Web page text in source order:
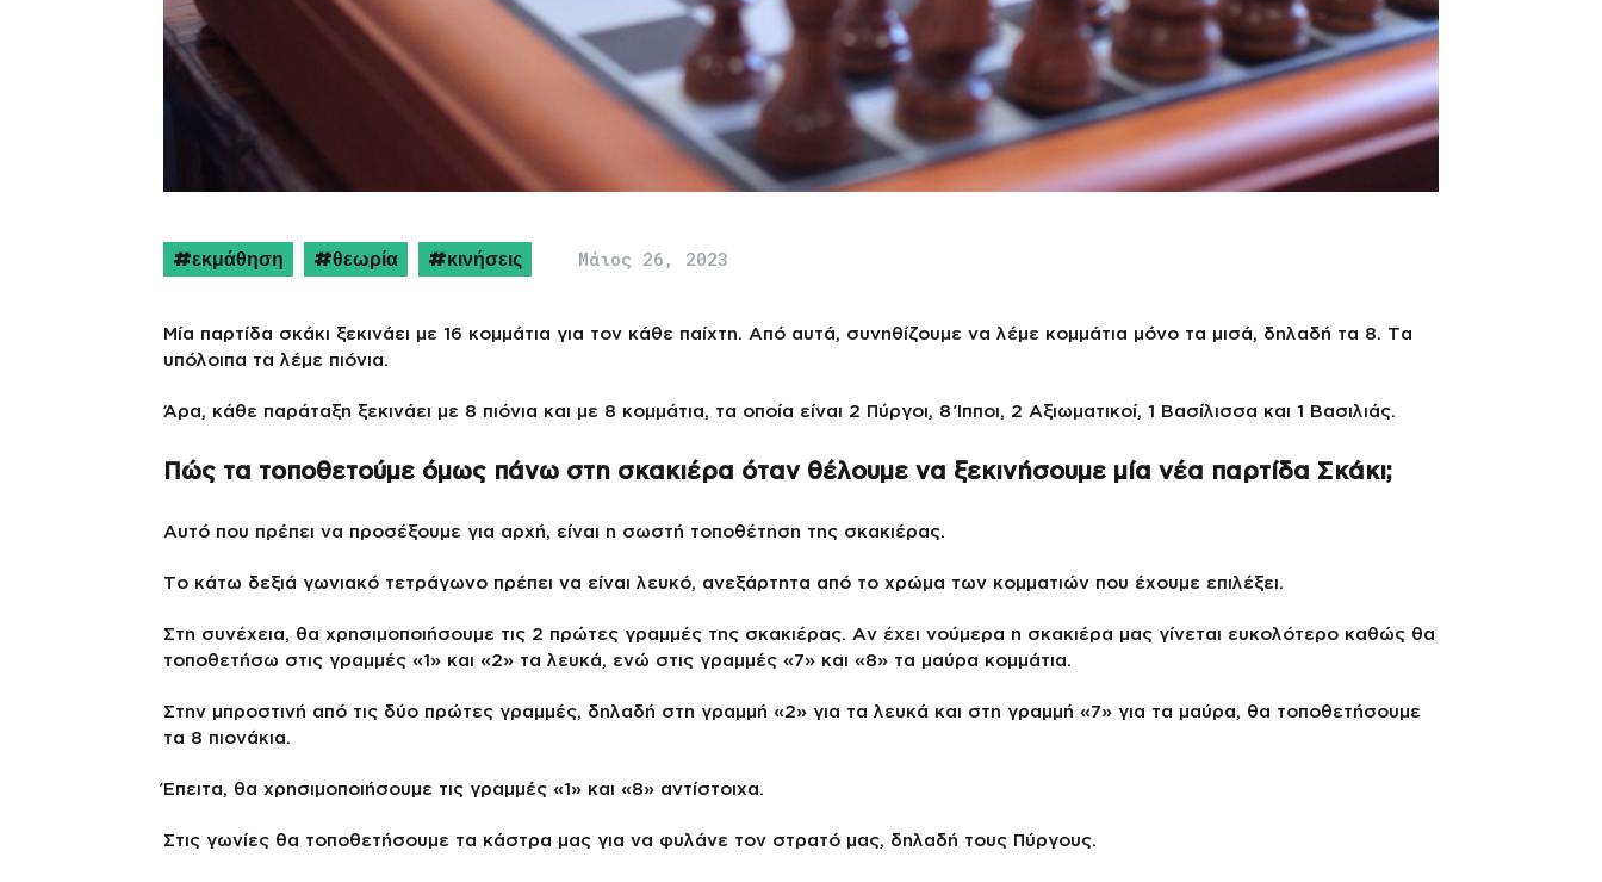
εκμάθηση θεωρία κινήσεις Μάιος 26, 2023
Μία παρτίδα σκάκι ξεκινάει με 16 κομμάτια για τον κάθε παίχτη. Από αυτά, συνηθίζουμε να λέμε κομμάτια μόνο τα μισά, δηλαδή τα 8. Τα
υπόλοιπα τα λέμε πιόνια.
Άρα, κάθε παράταξη ξεκινάει με 8 πιόνια και με 8 κομμάτια, τα οποία είναι 2 Πύργοι, 8 Ίπποι, 2 Αξιωματικοί, 1 Βασίλισσα και 1 Βασιλιάς.
Πώς τα τοποθετούμε όμως πάνω στη σκακιέρα όταν θέλουμε να ξεκινήσουμε μία νέα παρτίδα Σκάκι;
Αυτό που πρέπει να προσέξουμε για αρχή, είναι η σωστή τοποθέτηση της σκακιέρας.
Το κάτω δεξιά γωνιακό τετράγωνο πρέπει να είναι λευκό, ανεξάρτητα από το χρώμα των κομματιών που έχουμε επιλέξει.
Στη συνέχεια, θα χρησιμοποιήσουμε τις 2 πρώτες γραμμές της σκακιέρας. Αν έχει νούμερα η σκακιέρα μας γίνεται ευκολότερο καθώς θα
τοποθετήσω στις γραμμές «1» και «2» τα λευκά, ενώ στις γραμμές «7» και «8» τα μαύρα κομμάτια.
Στην μπροστινή από τις δύο πρώτες γραμμές, δηλαδή στη γραμμή «2» για τα λευκά και στη γραμμή «7» για τα μαύρα, θα τοποθετήσουμε
τα 8 πιονάκια.
Έπειτα, θα χρησιμοποιήσουμε τις γραμμές «1» και «8» αντίστοιχα.
Στις γωνίες θα τοποθετήσουμε τα κάστρα μας για να φυλάνε τον στρατό μας, δηλαδή τους Πύργους.